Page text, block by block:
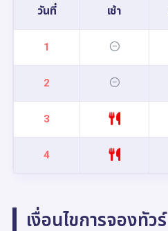
วันที่ เช้า
1
2
3
4
เงื่อนไขการจองทัวร์